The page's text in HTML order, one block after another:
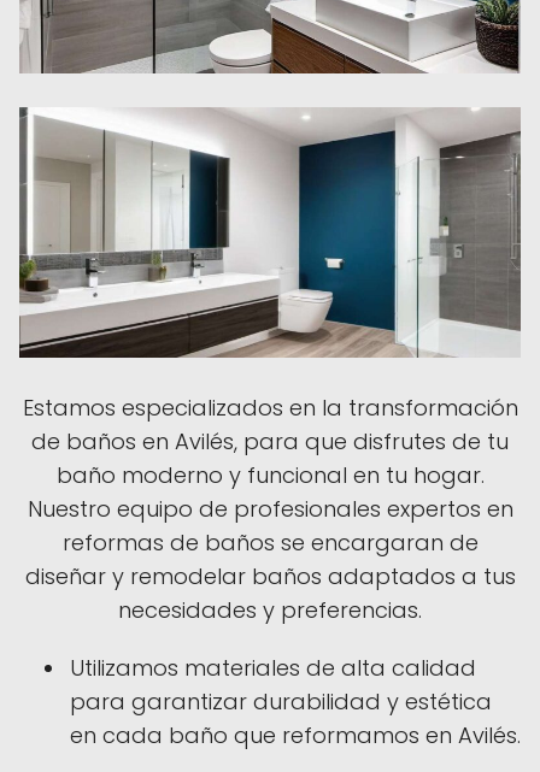
Estamos especializados en la transformación
de baños en Avilés, para que disfrutes de tu
baño moderno y funcional en tu hogar.
Nuestro equipo de profesionales expertos en
reformas de baños se encargaran de
diseñar y remodelar baños adaptados a tus
necesidades y preferencias.
Utilizamos materiales de alta calidad
para garantizar durabilidad y estética
en cada baño que reformamos en Avilés.